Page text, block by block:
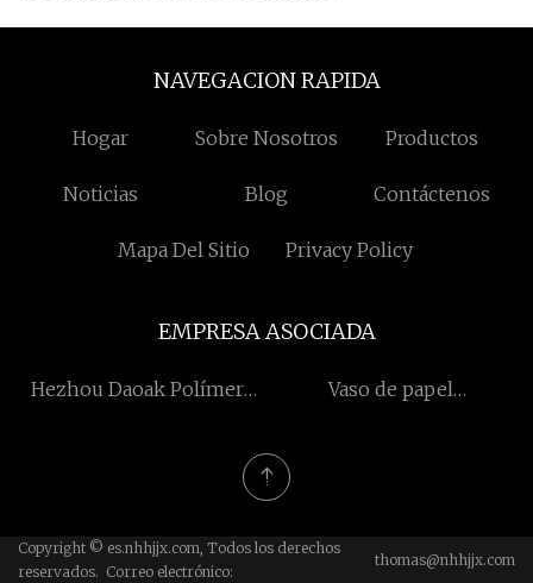
NAVEGACION RAPIDA
Hogar Sobre Nosotros Productos
Noticias Blog Contáctenos
Mapa Del Sitio Privacy Policy
EMPRESA ASOCIADA
Hezhou Daoak Polímero
Vaso de papel
Copyright © es.nhhjjx.com, Todos los derechos
reservados. Correo electrónico:
thomas@nhhjjx.com